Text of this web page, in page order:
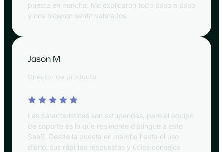
puesta en marcha. Me explicaron todo paso a paso
y nos hicieron sentir valorados.
Jason M
Director de producto
Las características son estupendas, pero el equipo
de soporte es lo que realmente distingue a este
SaaS. Desde la puesta en marcha hasta el uso
diario, sus rápidas respuestas y útiles consejos